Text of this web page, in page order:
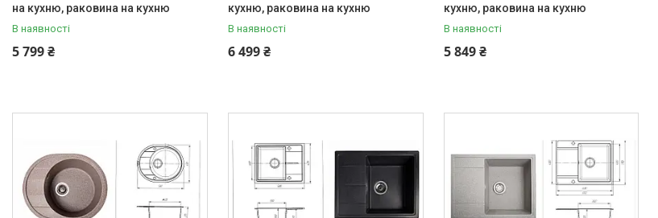
на кухню, раковина на кухню
В наявності
5 799 ₴
кухню, раковина на кухню
В наявності
6 499 ₴
кухню, раковина на кухню
В наявності
5 849 ₴